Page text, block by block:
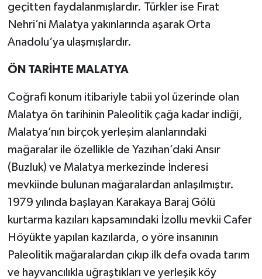
geçitten faydalanmışlardır. Türkler ise Fırat
Nehri’ni Malatya yakınlarında aşarak Orta
Anadolu‘ya ulaşmışlardır.
ÖN TARİHTE MALATYA
Coğrafi konum itibariyle tabii yol üzerinde olan
Malatya ön tarihinin Paleolitik çağa kadar indiği,
Malatya’nın birçok yerleşim alanlarındaki
mağaralar ile özellikle de Yazıhan’daki Ansır
(Buzluk) ve Malatya merkezinde İnderesi
mevkiinde bulunan mağaralardan anlaşılmıştır.
1979 yılında başlayan Karakaya Baraj Gölü
kurtarma kazıları kapsamındaki İzollu mevkii Cafer
Höyükte yapılan kazılarda, o yöre insanının
Paleolitik mağaralardan çıkıp ilk defa ovada tarım
ve hayvancılıkla uğraştıkları ve yerleşik köy